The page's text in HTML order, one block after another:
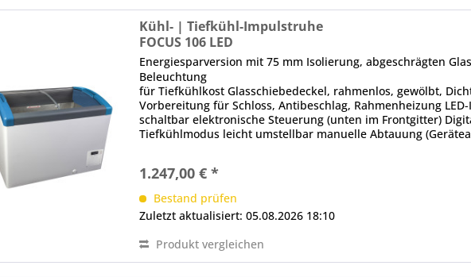
Kühl- | Tiefkühl-Impulstruhe
FOCUS 106 LED
Energiesparversion mit 75 mm Isolierung, abgeschrägten
Beleuchtung
für Tiefkühlkost Glasschiebedeckel, rahmenlos, gewölbt,
Vorbereitung für Schloss, Antibeschlag, Rahmenheizung
schaltbar elektronische Steuerung (unten im Frontgitter)
Tiefkühlmodus leicht umstellbar manuelle Abtauung
1.247,00 € *
Bestand prüfen
Zuletzt aktualisiert: 05.08.2026 18:10
Produkt vergleichen